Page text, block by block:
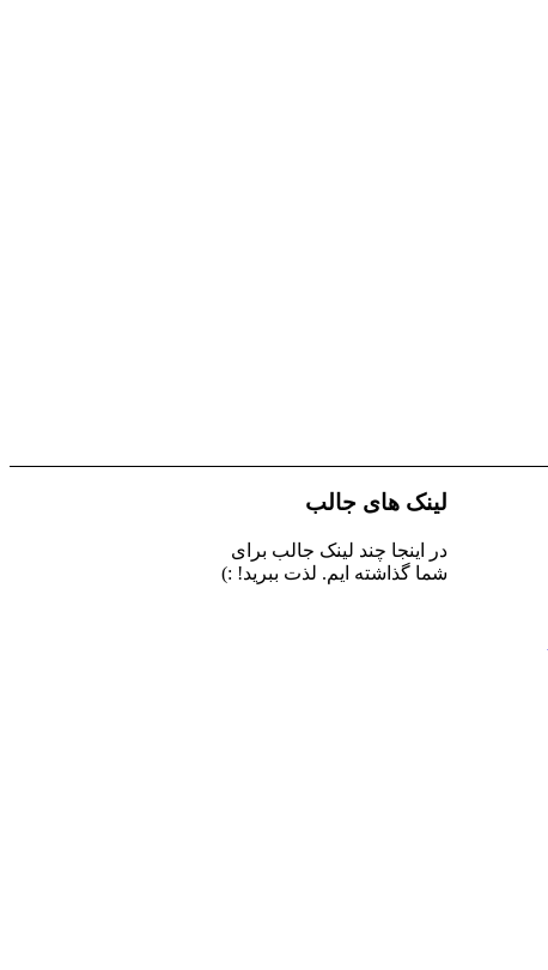
لینک های جالب
در اینجا چند لینک جالب برای
شما گذاشته ایم. لذت ببرید! :)